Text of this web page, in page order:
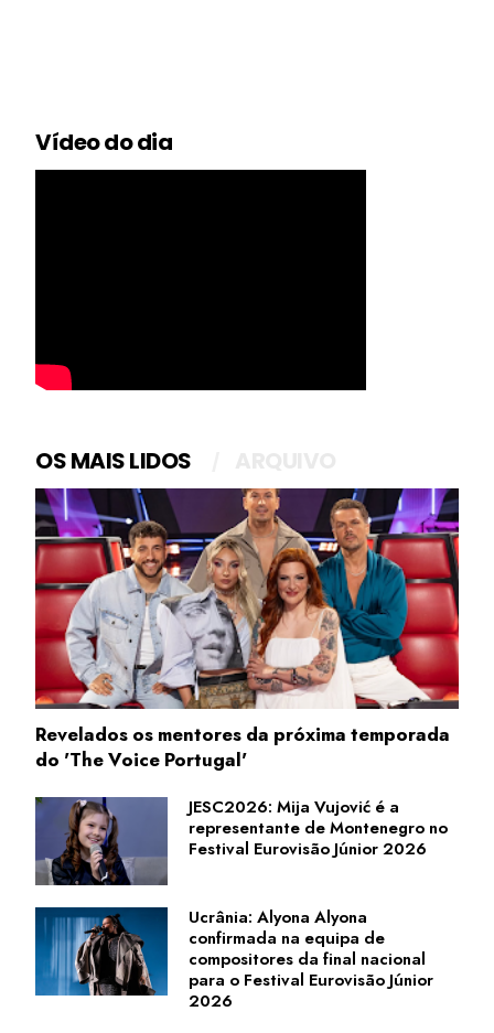
Vídeo do dia
OS MAIS LIDOS
Revelados os mentores da próxima temporada
do 'The Voice Portugal'
JESC2026: Mija Vujović é a
representante de Montenegro no
Festival Eurovisão Júnior 2026
Ucrânia: Alyona Alyona
confirmada na equipa de
compositores da final nacional
para o Festival Eurovisão Júnior
2026